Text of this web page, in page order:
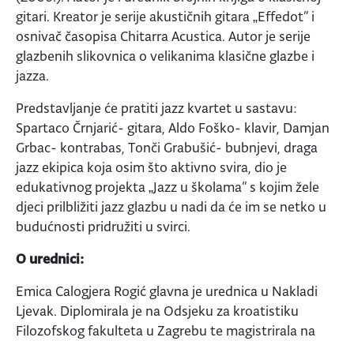
gitari. Kreator je serije akustičnih gitara „Effedot” i
osnivač časopisa Chitarra Acustica. Autor je serije
glazbenih slikovnica o velikanima klasične glazbe i
jazza.
Predstavljanje će pratiti jazz kvartet u sastavu:
Spartaco Črnjarić- gitara, Aldo Foško- klavir, Damjan
Grbac- kontrabas, Tonči Grabušić- bubnjevi, draga
jazz ekipica koja osim što aktivno svira, dio je
edukativnog projekta „Jazz u školama“ s kojim žele
djeci prilbližiti jazz glazbu u nadi da će im se netko u
budućnosti pridružiti u svirci.
O urednici:
Emica Calogjera Rogić glavna je urednica u Nakladi
Ljevak. Diplomirala je na Odsjeku za kroatistiku
Filozofskog fakulteta u Zagrebu te magistrirala na